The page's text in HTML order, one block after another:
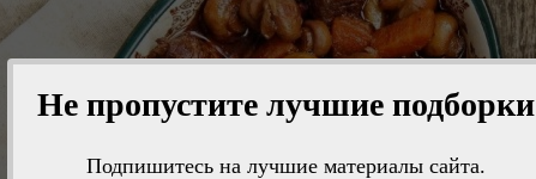
Не пропустите лучшие подборки
Подпишитесь на лучшие материалы сайта.